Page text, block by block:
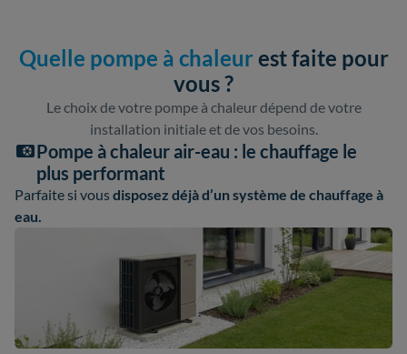
Quelle pompe à chaleurest faite pour
vous ?
Le choix de votre pompe à chaleur dépend de votre
installation initiale et de vos besoins.
Pompe à chaleur air-eau : le chauffage le
plus performant
Parfaite si vousdisposez déjà d’un système de chauffage à
eau.